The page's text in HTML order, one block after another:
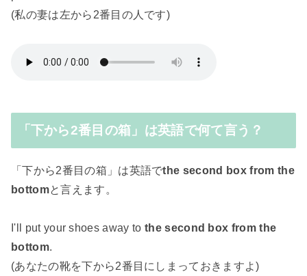
(私の妻は左から2番目の人です)
「下から2番目の箱」は英語で何て言う？
「下から2番目の箱」は英語でthe second box from the
bottomと言えます。
I'll put your shoes away to the second box from the
bottom.
(あなたの靴を下から2番目にしまっておきますよ)